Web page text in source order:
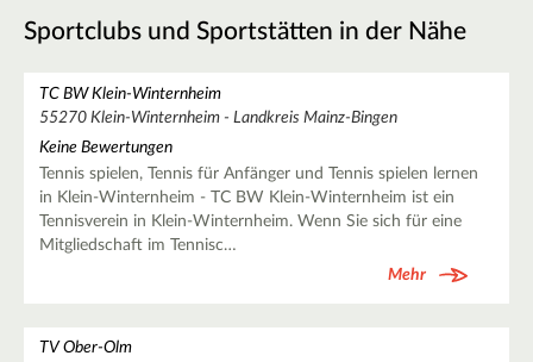
Sportclubs und Sportstätten in der Nähe
TC BW Klein-Winternheim
55270 Klein-Winternheim - Landkreis Mainz-Bingen
Keine Bewertungen
Tennis spielen, Tennis für Anfänger und Tennis spielen lernen
in Klein-Winternheim - TC BW Klein-Winternheim ist ein
Tennisverein in Klein-Winternheim. Wenn Sie sich für eine
Mitgliedschaft im Tennisc…
Mehr
TV Ober-Olm